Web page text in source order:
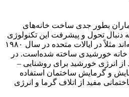
جدی ساخت خانه‌های
و پیشرفت این تکنولوژی
به نتایج مفیدی نیز دست یافته‌اند مثلاً در ایالات متحده در سال ۱۹۸۰
هزار خانه خورشیدی ساخته شده‌است. در
برای روشنایی –
ساختمان استفاده
از اتلاف گرما و انرژی